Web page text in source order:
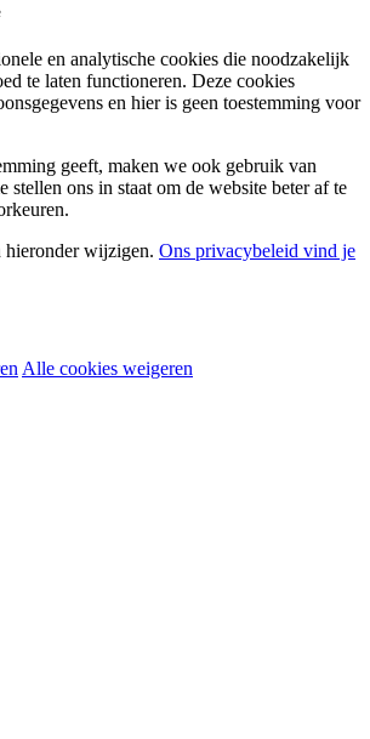
en analytische cookies die noodzakelijk
te laten functioneren. Deze cookies
en hier is geen toestemming voor
geeft, maken we ook gebruik van
stellen ons in staat om de website beter af te
hieronder wijzigen. Ons privacybeleid vind je
Alle cookies weigeren